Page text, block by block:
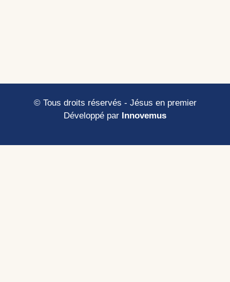
© Tous droits réservés - Jésus en premier
Développé par Innovemus